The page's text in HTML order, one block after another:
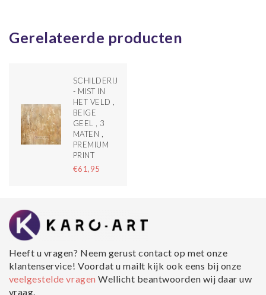
Gerelateerde producten
SCHILDERIJ
- MIST IN
HET VELD ,
BEIGE
GEEL , 3
MATEN ,
PREMIUM
PRINT
€61,95
Heeft u vragen? Neem gerust contact op met onze
klantenservice! Voordat u mailt kijk ook eens bij onze
veelgestelde vragenWellicht beantwoorden wij daar uw
vraag.